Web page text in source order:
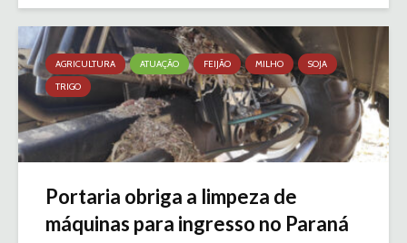
AGRICULTURA ATUAÇÃO FEIJÃO MILHO
SOJA
TRIGO
Portaria obriga a limpeza de
máquinas para ingresso no Paraná